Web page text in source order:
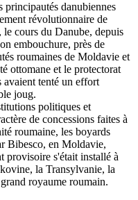
danubiennes
révolutionnaire de
cours du Danube, depuis
embouchure, près de
roumaines de Moldavie et
ottomane et le protectorat
avaient tenté un effort
joug.
politiques et
de concessions faites à
roumaine, les boyards
Bibesco, en Moldavie,
provisoire s'était installé à
la Transylvanie, la
royaume roumain.